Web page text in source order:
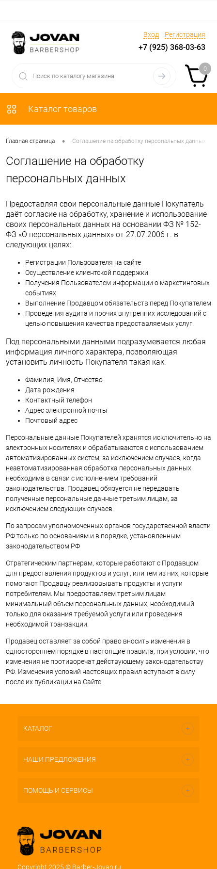
Вход Регистрация
+7 (925) 368-03-63
0
Каталог товаров
Главная страница • Соглашение на обработку персональных данных
Соглашение на обработку
персональных данных
Предоставляя свои персональные данные Покупатель
даёт согласие на обработку, хранение и использование
своих персональных данных на основании ФЗ № 152-
ФЗ «О персональных данных» от 27.07.2006 г. в
следующих целях:
Регистрации Пользователя на сайте
Осуществление клиентской поддержки
Получения Пользователем информации о маркетинговых
событиях
Выполнение Продавцом обязательств перед Покупателем
Проведения аудита и прочих внутренних исследований с
целью повышения качества предоставляемых услуг.
Под персональными данными подразумевается любая
информация личного характера, позволяющая
установить личность Покупателя такая как:
Фамилия, Имя, Отчество
Дата рождения
Контактный телефон
Адрес электронной почты
Почтовый адрес
Персональные данные Покупателей хранятся исключительно на
электронных носителях и обрабатываются с использованием
автоматизированных систем, за исключением случаев, когда
неавтоматизированная обработка персональных данных
необходима в связи с исполнением требований
законодательства. Продавец обязуется не передавать
полученные персональные данные третьим лицам, за
исключением следующих случаев:
По запросам уполномоченных органов государственной власти
РФ только по основаниям и в порядке, установленным
законодательством РФ
Стратегическим партнерам, которые работают с Продавцом
для предоставления продуктов и услуг, или тем из них, которые
помогают Продавцу реализовывать продукты и услуги
потребителям. Мы предоставляем третьим лицам
минимальный объем персональных данных, необходимый
только для оказания требуемой услуги или проведения
необходимой транзакции.
Продавец оставляет за собой право вносить изменения в
одностороннем порядке в настоящие правила, при условии, что
изменения не противоречат действующему законодательству
РФ. Изменения условий настоящих правил вступают в силу
после их публикации на Сайте.
КАТАЛОГ
НАШИ ПРЕДЛОЖЕНИЯ
ПОМОЩЬ И СЕРВИСЫ
Copyright 2025 © Barber-Jovan.ru